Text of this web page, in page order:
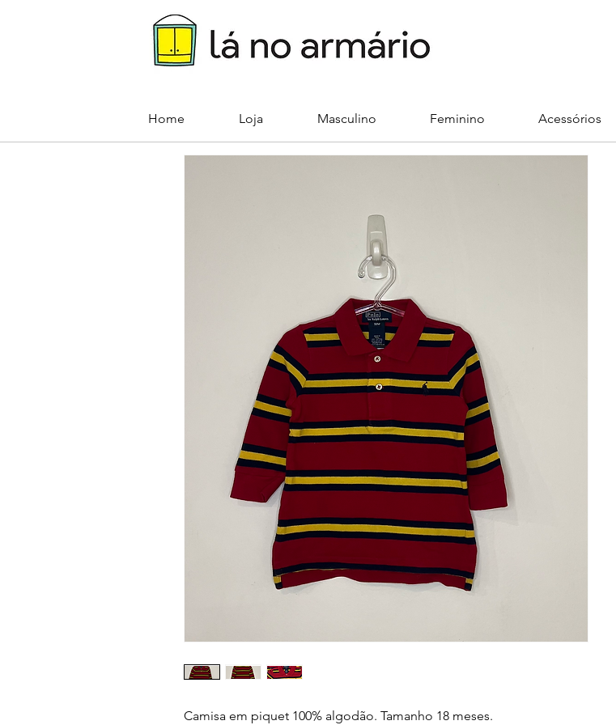
Home Loja Masculino Feminino Acessórios
Camisa em piquet 100% algodão. Tamanho 18 meses.